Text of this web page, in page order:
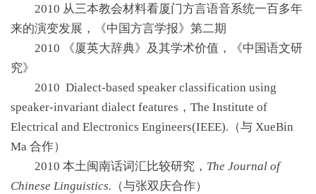
2010 从三本教会材料看厦门方言语音系统一百多年
来的演变发展，《中国方言学报》第二期
2010 《厦英大辞典》及其学术价值，《中国语文研
究》
2010 Dialect-based speaker classification using
speaker-invariant dialect features，The Institute of
Electrical and Electronics Engineers(IEEE). （与 XueBin
Ma 合作）
2010 本土闽南话词汇比较研究， The Journal of
Chinese Linguistics. （与张双庆合作）